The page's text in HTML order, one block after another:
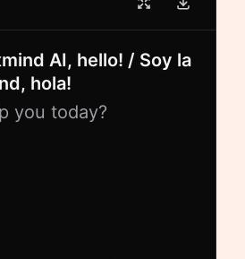
AI, hello! / Soy la
hola!
you today?